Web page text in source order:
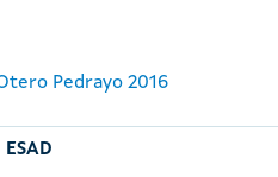
Pedrayo 2016